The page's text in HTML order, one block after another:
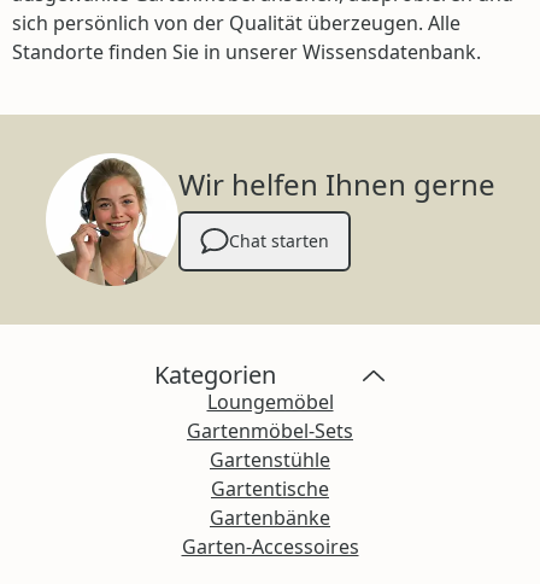
sich persönlich von der Qualität überzeugen. Alle
Standorte finden Sie in unserer Wissensdatenbank.
Wir helfen Ihnen gerne
Chat starten
Kategorien
Loungemöbel
Gartenmöbel-Sets
Gartenstühle
Gartentische
Gartenbänke
Garten-Accessoires